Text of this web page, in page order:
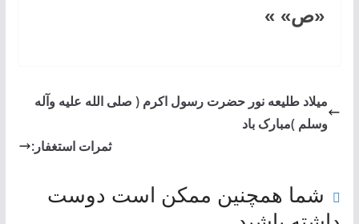
«ص» »
میلاد طلیعه نور حضرت رسول اکرم ( صلی الله علیه وآله
وسلم )مبارک باد
ثمرات استغفار:
شما همچنین ممکن است دوست